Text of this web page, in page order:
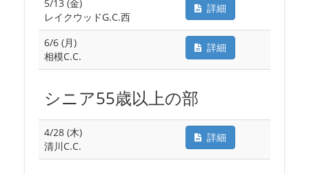
5/13 (金)
レイクウッドG.C.西
詳細
6/6 (月)
相模C.C.
詳細
シニア55歳以上の部
4/28 (木)
清川C.C.
詳細